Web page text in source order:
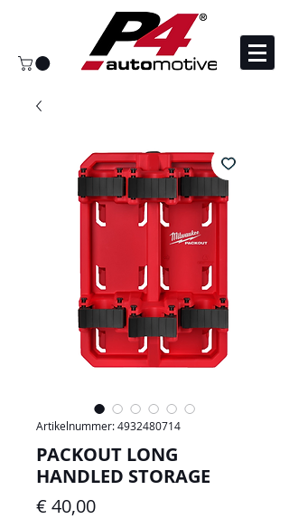
Artikelnummer: 4932480714
PACKOUT LONG
HANDLED STORAGE
€ 40,00Preis